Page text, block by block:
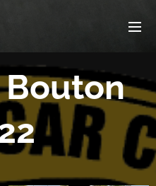
Bouton